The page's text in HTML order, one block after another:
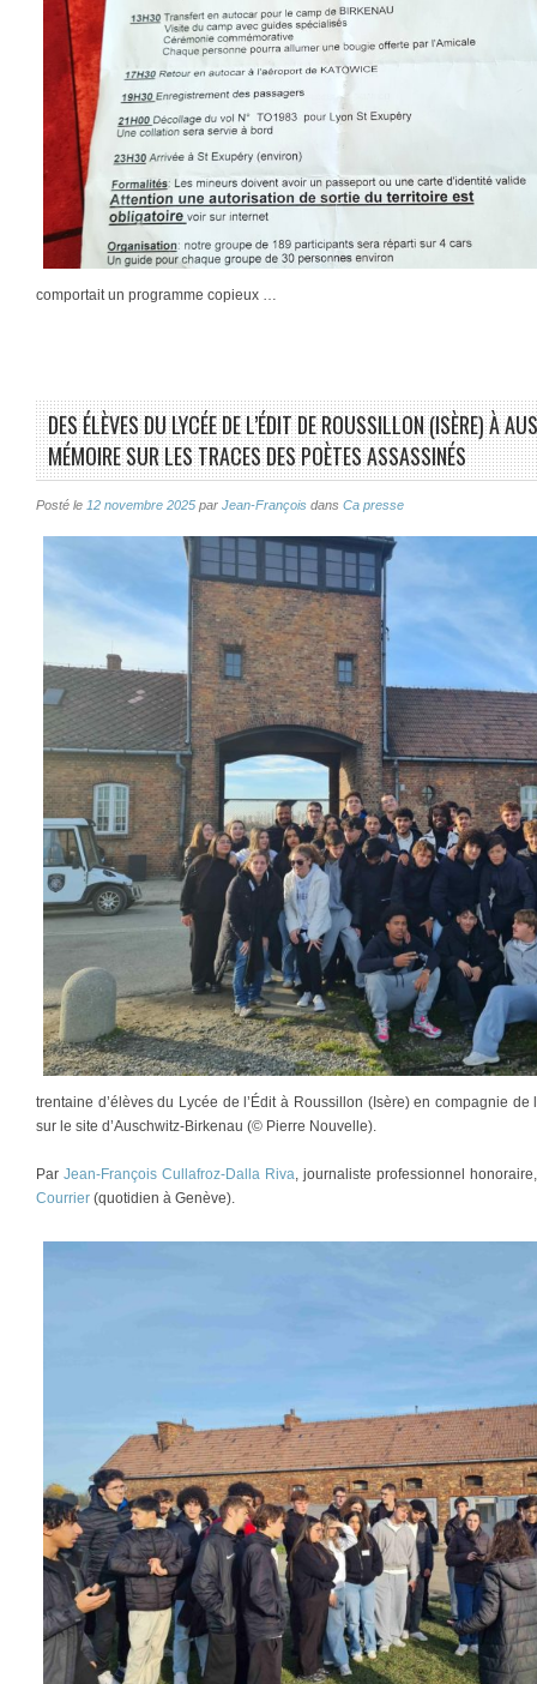
comportait un programme copieux …
DES ÉLÈVES DU LYCÉE DE L’ÉDIT DE ROUSSILLON (ISÈRE) À
MÉMOIRE SUR LES TRACES DES POÈTES ASSASSINÉS
Posté le 12 novembre 2025 par Jean-François dans Ca presse
trentaine d’élèves du Lycée de l’Édit à Roussillon (Isère) en compagnie
sur le site d’Auschwitz-Birkenau (© Pierre Nouvelle).
Par Jean-François Cullafroz-Dalla Riva, journaliste professionnel
Courrier (quotidien à Genève).